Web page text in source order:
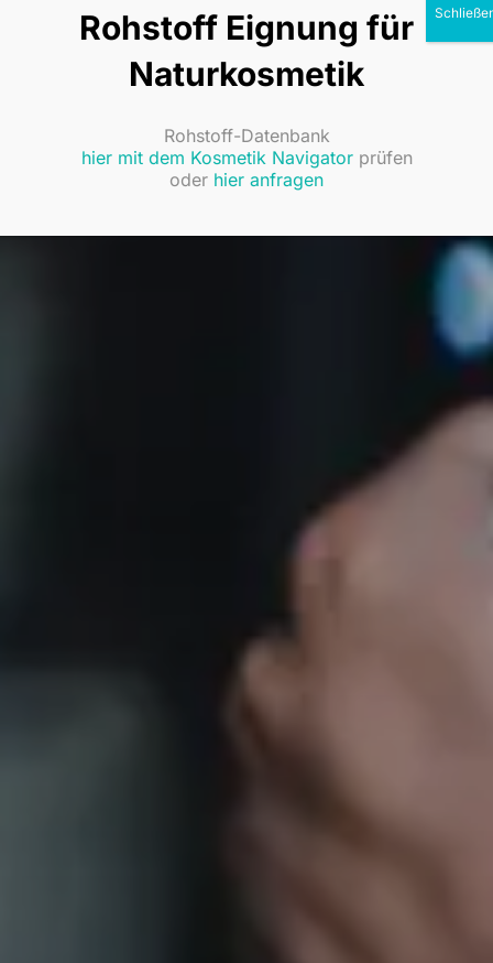
Rohstoff Eignung für
Naturkosmetik
Rohstoff-Datenbank
hier mit dem Kosmetik Navigatorprüfen
oder hier anfragen